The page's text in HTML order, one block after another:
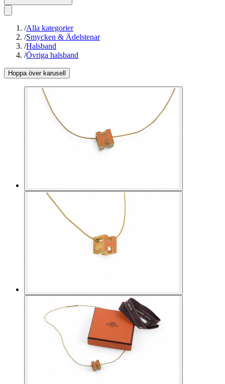
/Alla kategorier
/Smycken & Ädelstenar
/Halsband
/Övriga halsband
Hoppa över karusell